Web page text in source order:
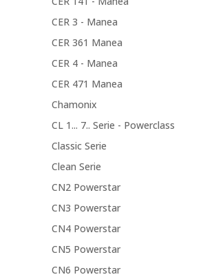
CER 3 - Manea
CER 361 Manea
CER 4 - Manea
CER 471 Manea
Chamonix
CL 1... 7.. Serie - Powerclass
Classic Serie
Clean Serie
CN2 Powerstar
CN3 Powerstar
CN4 Powerstar
CN5 Powerstar
CN6 Powerstar